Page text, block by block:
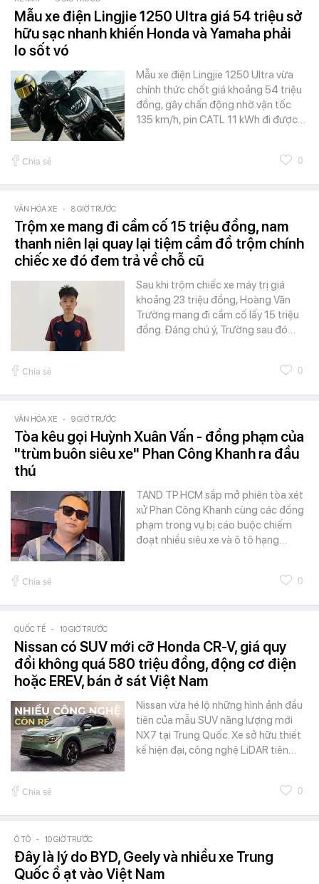
Mẫu xe điện Lingjie 1250 Ultra giá 54 triệu sở
hữu sạc nhanh khiến Honda và Yamaha phải
lo sốt vó
Mẫu xe điện Lingjie 1250 Ultra vừa
chính thức chốt giá khoảng 54 triệu
đồng, gây chấn động nhờ vận tốc
135 km/h, pin CATL 11 kWh đi được…
Chia sẻ 0
VĂN HÓA XE - 8 GIỜ TRƯỚC
Trộm xe mang đi cầm cố 15 triệu đồng, nam
thanh niên lại quay lại tiệm cầm đồ trộm chính
chiếc xe đó đem trả về chỗ cũ
Sau khi trộm chiếc xe máy trị giá
khoảng 23 triệu đồng, Hoàng Văn
Trường mang đi cầm cố lấy 15 triệu
đồng. Đáng chú ý, Trường sau đó…
Chia sẻ 0
VĂN HÓA XE - 9 GIỜ TRƯỚC
Tòa kêu gọi Huỳnh Xuân Vấn - đồng phạm của
"trùm buôn siêu xe" Phan Công Khanh ra đầu
thú
TAND TP.HCM sắp mở phiên tòa xét
xử Phan Công Khanh cùng các đồng
phạm trong vụ bị cáo buộc chiếm
đoạt nhiều siêu xe và ô tô hạng…
Chia sẻ 0
QUỐC TẾ - 10 GIỜ TRƯỚC
Nissan có SUV mới cỡ Honda CR-V, giá quy
đổi không quá 580 triệu đồng, động cơ điện
hoặc EREV, bán ở sát Việt Nam
Nissan vừa hé lộ những hình ảnh đầu
tiên của mẫu SUV năng lượng mới
NX7 tại Trung Quốc. Xe sở hữu thiết
kế hiện đại, công nghệ LiDAR tiên…
Chia sẻ 0
Ô TÔ - 10 GIỜ TRƯỚC
Đây là lý do BYD, Geely và nhiều xe Trung
Quốc ồ ạt vào Việt Nam